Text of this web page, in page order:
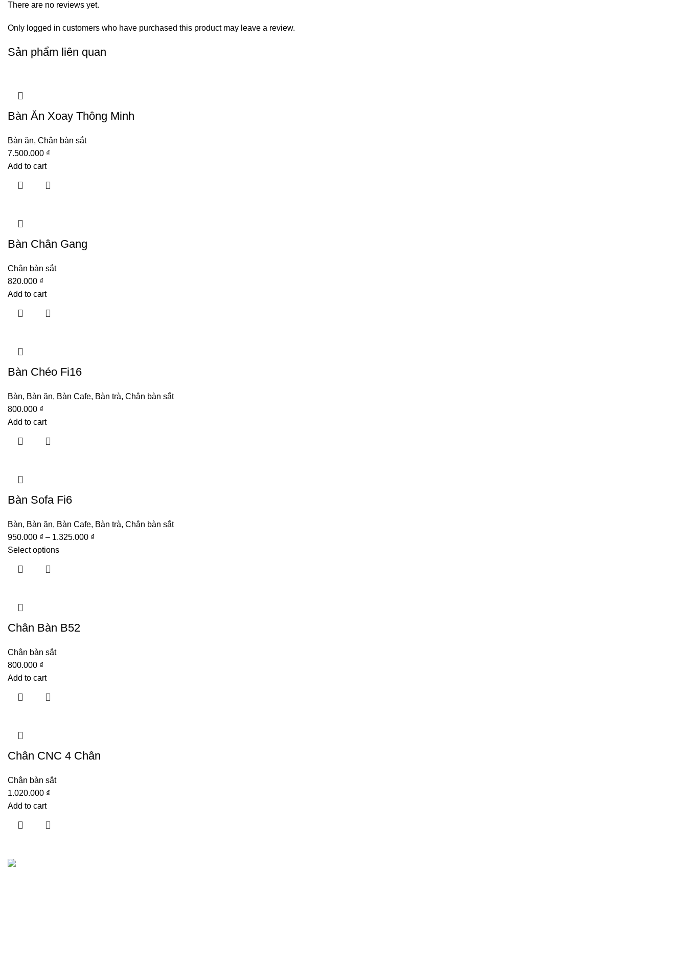
There are no reviews yet.
Only logged in customers who have purchased this product may leave a review.
Sản phẩm liên quan
Bàn Ăn Xoay Thông Minh
Bàn ăn, Chân bàn sắt
7.500.000 ₫
Add to cart
Bàn Chân Gang
Chân bàn sắt
820.000 ₫
Add to cart
Bàn Chéo Fi16
Bàn, Bàn ăn, Bàn Cafe, Bàn trà, Chân bàn sắt
800.000 ₫
Add to cart
Bàn Sofa Fi6
Bàn, Bàn ăn, Bàn Cafe, Bàn trà, Chân bàn sắt
950.000 ₫ – 1.325.000 ₫
Select options
Chân Bàn B52
Chân bàn sắt
800.000 ₫
Add to cart
Chân CNC 4 Chân
Chân bàn sắt
1.020.000 ₫
Add to cart